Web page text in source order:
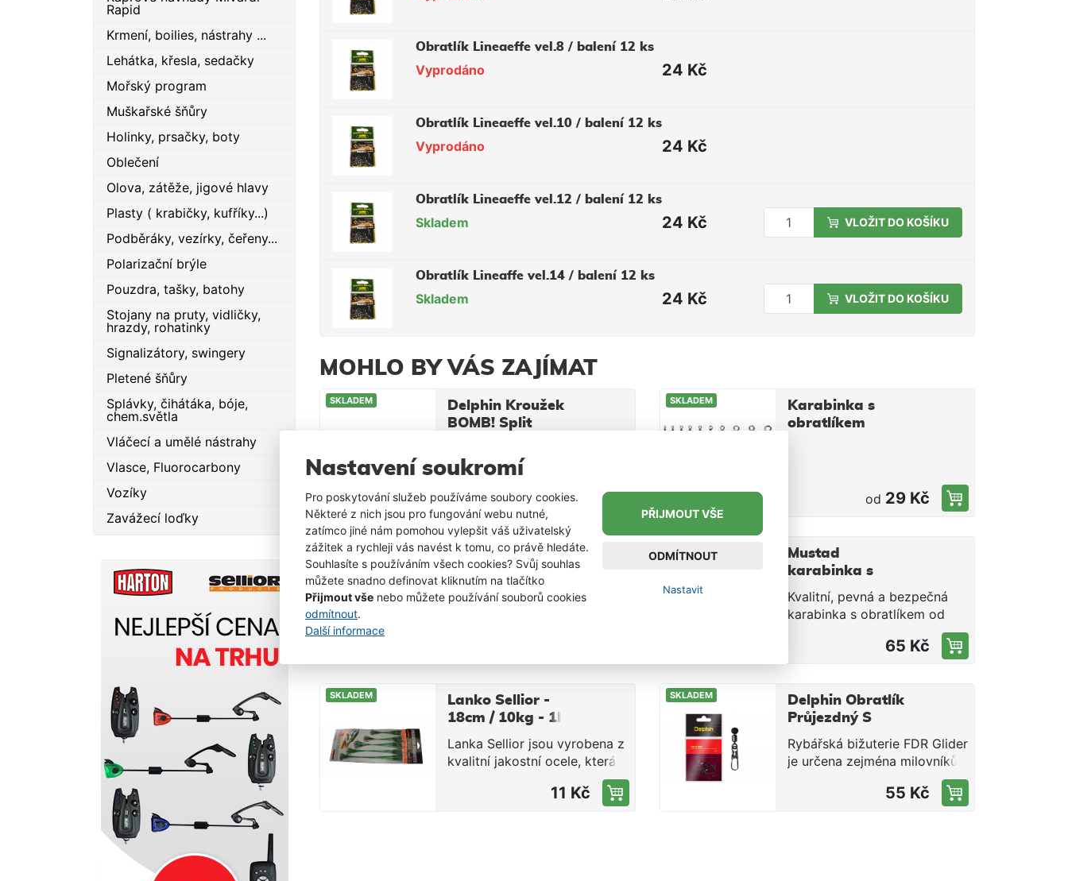
Nastavení soukromí
Pro poskytování služeb používáme soubory cookies.
Některé z nich jsou pro fungování webu nutné,
zatímco jiné nám pomohou vylepšit váš uživatelský
zážitek a rychleji vás navést k tomu, co právě hledáte.
Souhlasíte s používáním všech cookies? Svůj souhlas
můžete snadno definovat kliknutím na tlačítko
Přijmout vše nebo můžete používání souborů cookies
odmítnout.
Další informace
PŘIJMOUT VŠE
ODMÍTNOUT
Nastavit
Rapid
Krmení, boilies, nástrahy ...
Lehátka, křesla, sedačky
Mořský program
Muškařské šňůry
Holinky, prsačky, boty
Oblečení
Olova, zátěže, jigové hlavy
Plasty ( krabičky, kufříky...)
Podběráky, vezírky, čeřeny...
Polarizační brýle
Pouzdra, tašky, batohy
Stojany na pruty, vidličky,
hrazdy, rohatinky
Signalizátory, swingery
Pletené šňůry
Splávky, čihátáka, bóje,
chem.světla
Vláčecí a umělé nástrahy
Vlasce, Fluorocarbony
Vozíky
Zavážecí loďky
Obratlík Lineaeffe vel.8 / balení 12 ks
Vyprodáno 24 Kč
Obratlík Lineaeffe vel.10 / balení 12 ks
Vyprodáno 24 Kč
Obratlík Lineaeffe vel.12 / balení 12 ks
Skladem 24 Kč VLOŽIT DO KOŠÍKU
Obratlík Lineaffe vel.14 / balení 12 ks
Skladem 24 Kč VLOŽIT DO KOŠÍKU
MOHLO BY VÁS ZAJÍMAT
SKLADEM
Delphin Kroužek
BOMB! Split
RINGS jsou nedílnou součástí
Vždy když potřebujete
vyměnit kroužek na nástraze,
nebo si přizpůsobit montáž
dle vlastních představ, Vám
budou po ruce. Jejich
velikosti pokryjí celou škálu
možností při lovu dravců,
od59 Kč
SKLADEM
Karabinka s
obratlíkem
od 29 Kč
SKLADEM
Wolframové
lanko Sellior
Predator 25cm /
9kg / 2ks
Wolframové ultratenké lanko
obratlík a karabinka. Balení
SKLADEM
Mustad
karabinka s
obratlíke W/ Nice
snap 10 ks vel. 6,
23 kg
Kvalitní, pevná a bezpečná
karabinka s obratlíkem od
světoznáme značky Mustad,
díky které lze snadlo a rychle
měnit nástrahy a montáže.
65 Kč
SKLADEM
Lanko Sellior -
18cm / 10kg - 1ks
Lanka Sellior jsou vyrobena z
kvalitní jakostní ocele, která
Lanka jsou nabízeny v široké
11 Kč
SKLADEM
Delphin Obratlík
Průjezdný S
Karabinkou FDR
Glider / 5ks
Rybářská bižuterie FDR Glider
je určena zejména milovníkům
drobnosti si můžete zhotovit
55 Kč